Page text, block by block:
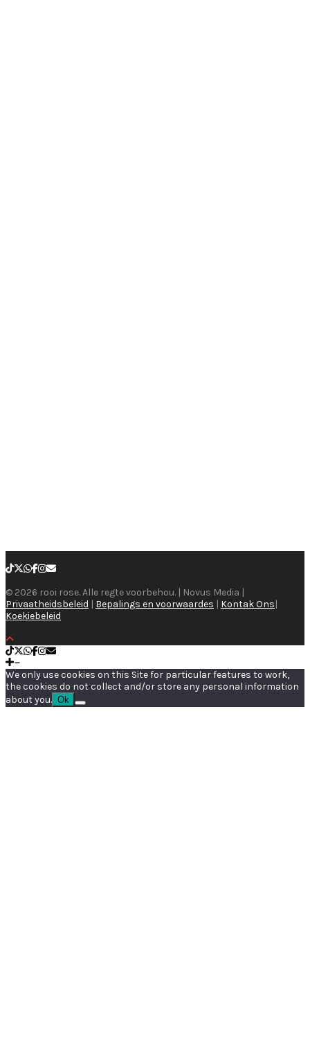
© 2026 rooi rose. Alle regte voorbehou. | Novus Media |
Privaatheidsbeleid | Bepalings en voorwaardes | Kontak Ons|
Koekiebeleid
We only use cookies on this Site for particular features to work,
the cookies do not collect and/or store any personal information
about you. Ok